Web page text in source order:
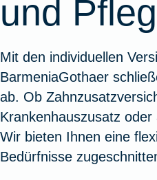
Oldtimerversicherung
Fahrradversicherung
Zur Produktübersicht
Pflegemonatsgeld
Zur Produktübersicht
Cyber-Versicherung
Zur Produktübersicht
Zur Serviceübersicht
und
Mit den individuellen
BarmeniaGothaer
ab. Ob
Krankenhauszusatz
Wir bieten Ihnen eine
Bedürfnisse